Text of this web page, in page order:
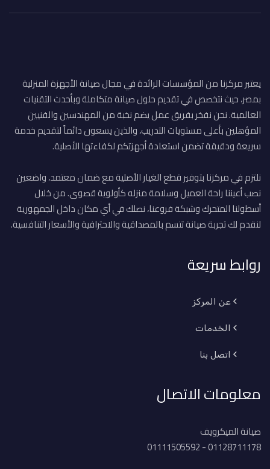
يعتبر مركزنا من المؤسسات الرائدة في مجال صيانة الأجهزة المنزلية
بمصر، حيث نتخصص في تقديم حلول صيانة متكاملة وبأحدث التقنيات
العالمية. نحن نفخر بفريق عمل يضم نخبة من المهندسين والفنيين
المؤهلين بأعلى مستويات التدريب، والذين يسعون دائماً لتقديم خدمة
سريعة ودقيقة تضمن استعادة أجهزتكم لكفاءتها الأصلية.
نلتزم في مركزنا بتوفير قطع الغيار الأصلية مع ضمان معتمد، واضعين
نصب أعيننا راحة العميل وسلامة منزله كأولوية قصوى. من خلال
أسطولنا المتحرك وشبكة فروعنا، نصلك في أي مكان داخل الجمهورية
لنقدم لك تجربة صيانة تتسم بالمصداقية والاحترافية والأسعار التنافسية.
روابط سريعة
عن المركز
الخدمات
اتصل بنا
معلومات الاتصال
صيانة الميكرويف
01128711178 - 01111505592